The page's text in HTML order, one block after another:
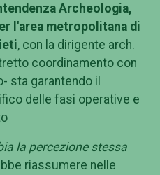
Archeologia,
l'area metropolitana di
, con la dirigente arch.
coordinamento con
sta garantendo il
delle fasi operative e
la percezione stessa
riassumere nelle